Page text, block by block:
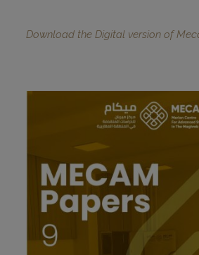
Download the Digital version of